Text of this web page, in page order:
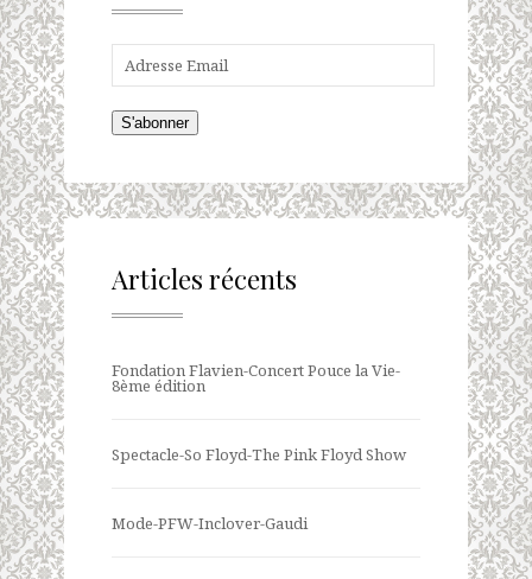
S'abonner
Articles récents
Fondation Flavien-Concert Pouce la Vie-
8ème édition
Spectacle-So Floyd-The Pink Floyd Show
Mode-PFW-Inclover-Gaudi